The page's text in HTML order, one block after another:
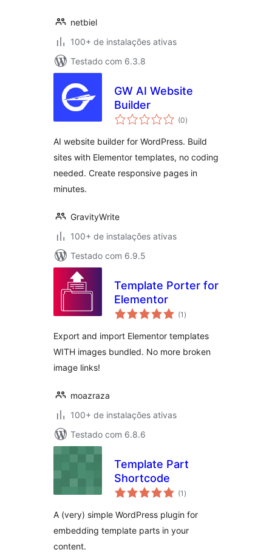
netbiel
100+ de instalações ativas
Testado com 6.3.8
GW AI Website
Builder
(0total
de
)
AI website builder for WordPress. Build
sites with Elementor templates, no coding
needed. Create responsive pages in
minutes.
GravityWrite
100+ de instalações ativas
Testado com 6.9.5
Template Porter for
Elementor
(1 total
de
)
Export and import Elementor templates
WITH images bundled. No more broken
image links!
moazraza
100+ de instalações ativas
Testado com 6.8.6
Template Part
Shortcode
(1 total
de
)
A (very) simple WordPress plugin for
embedding template parts in your
content.